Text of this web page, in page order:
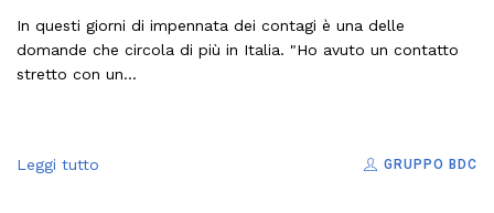
In questi giorni di impennata dei contagi è una delle
domande che circola di più in Italia. "Ho avuto un contatto
stretto con un...
Leggi tutto GRUPPO BDC